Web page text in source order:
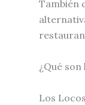
También
¿Qué
Los